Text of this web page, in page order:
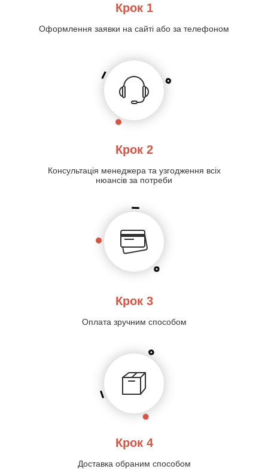
Крок 1
Оформлення заявки на сайті або за телефоном
Крок 2
Консультація менеджера та узгодження всіх
нюансів за потреби
Крок 3
Оплата зручним способом
Крок 4
Доставка обраним способом